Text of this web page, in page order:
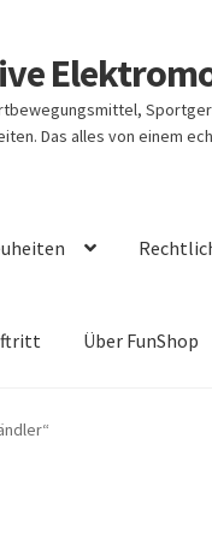
Das alles von einem
Über FunShop